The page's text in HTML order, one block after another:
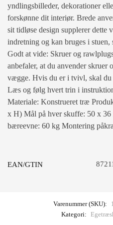
yndlingsbilleder, dekorationer
forskønne dit interiør. Brede
sit tidløse design supplerer dette
indretning og kan bruges i stuen,
Godt at vide: Skruer og
anbefaler, at du anvender skruer
vægge. Hvis du er i tvivl, skal du
Læs og følg hvert trin i
Materiale: Konstrueret træ
x H) Mål på hver skuffe: 50 x
bæreevne: 60 kg Montering
EAN/GTIN
Varenummer (SKU):
Kategori: